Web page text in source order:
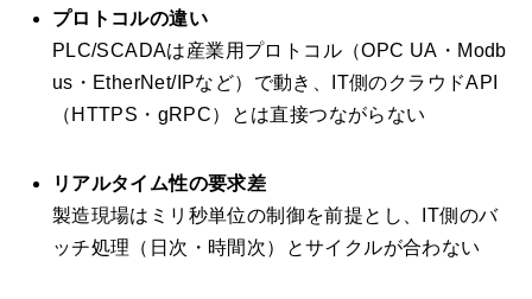
プロトコルの違い
PLC/SCADAは産業用プロトコル（OPC UA・Modb
us・EtherNet/IPなど）で動き、IT側のクラウドAPI
（HTTPS・gRPC）とは直接つながらない
リアルタイム性の要求差
製造現場はミリ秒単位の制御を前提とし、IT側のバ
ッチ処理（日次・時間次）とサイクルが合わない